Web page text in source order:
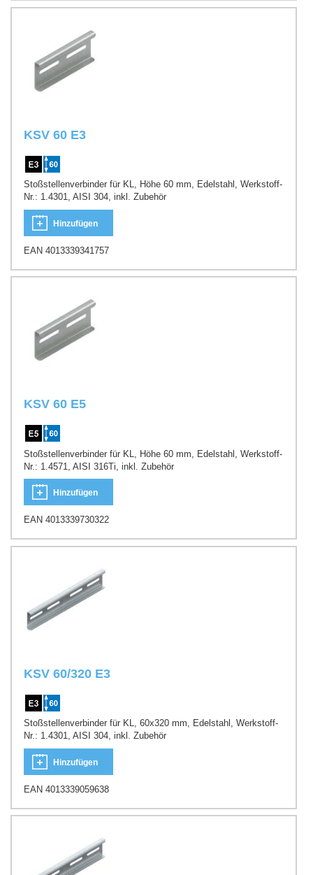
KSV 60 E3
Stoßstellenverbinder für KL, Höhe 60 mm, Edelstahl, Werkstoff-
Nr.: 1.4301, AISI 304, inkl. Zubehör
Hinzufügen
EAN 4013339341757
KSV 60 E5
Stoßstellenverbinder für KL, Höhe 60 mm, Edelstahl, Werkstoff-
Nr.: 1.4571, AISI 316Ti, inkl. Zubehör
Hinzufügen
EAN 4013339730322
KSV 60/320 E3
Stoßstellenverbinder für KL, 60x320 mm, Edelstahl, Werkstoff-
Nr.: 1.4301, AISI 304, inkl. Zubehör
Hinzufügen
EAN 4013339059638